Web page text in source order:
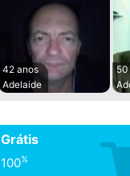
42 anos
Adelaide
50
Grátis
100%